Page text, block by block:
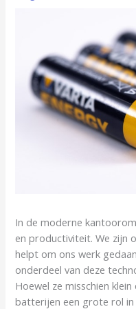
In de moderne
en productiviteit. We zijn
helpt om ons werk
onderdeel van deze
Hoewel ze misschien
batterijen een grote rol